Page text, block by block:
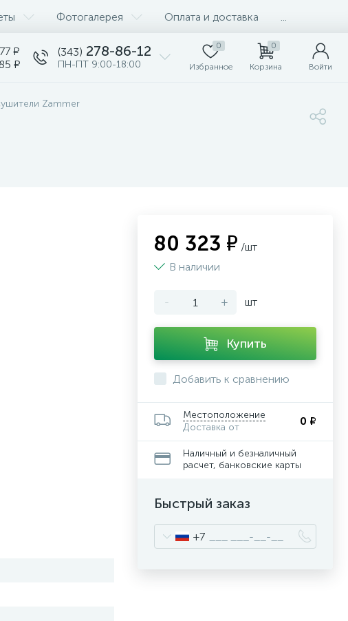
Фотогалерея Оплата и доставка
₽
₽
(343) 278-86-12
ПН-ПТ 9:00-18:00
0
Избранное
0
Корзина Войти
Zammer
80 323 ₽ /шт
В наличии
- + шт
Купить
Добавить к сравнению
Местоположение
Доставка от
0 ₽
Наличный и безналичный
расчет, банковские карты
Быстрый заказ
+7